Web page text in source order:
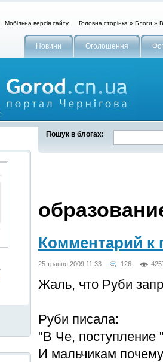
Мобільна версія сайту Головна сторінка » Блоги »
Новини Оголошення
Пошук в блогах:
Комментарий к
25 травня 2009 11:33 126
Жаль, что Руби
Руби писала:
"В Че, поступление
И мальчикам